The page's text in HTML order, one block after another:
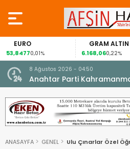
EURO
53,84770,01%
GRAM ALTIN
6.168,060,22%
8 Ağustos 2026 - 04:50
Anahtar Parti
Afşin Teşkilatı ile buluştu.
ANASAYFA GENEL Ulu Çınarlar Özel